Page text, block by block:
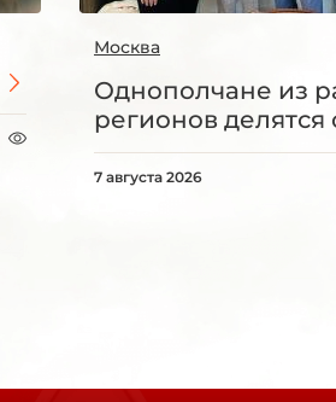
Москва
Однополчане из
регионов
7 августа 2026